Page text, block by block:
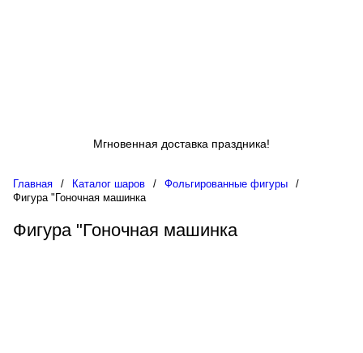
Мгновенная доставка праздника!
Главная / Каталог шаров / Фольгированные фигуры
/
Фигура "Гоночная машинка
Фигура "Гоночная машинка